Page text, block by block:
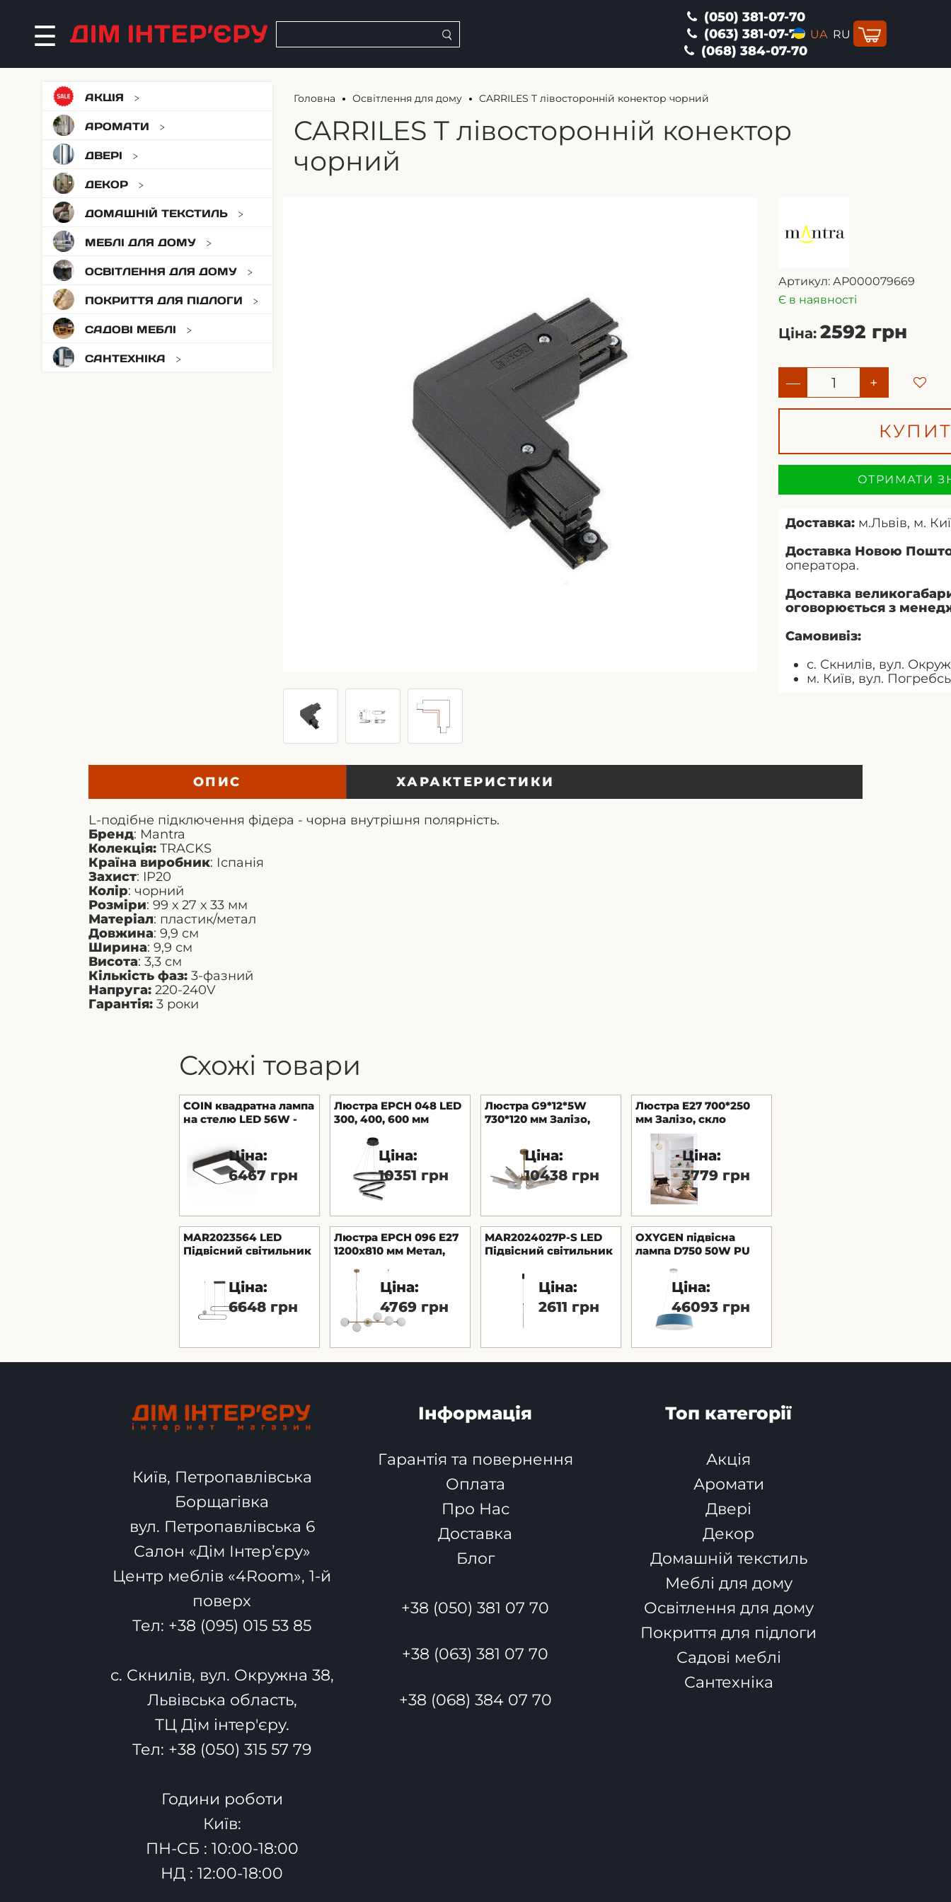
(050) 381-07-70
(063) 381-07-70
(068) 384-07-70
UA RU
АКЦІЯ
АРОМАТИ
ДВЕРІ
ДЕКОР
ДОМАШНІЙ ТЕКСТИЛЬ
МЕБЛІ ДЛЯ ДОМУ
ОСВІТЛЕННЯ ДЛЯ ДОМУ
ПОКРИТТЯ ДЛЯ ПІДЛОГИ
САДОВІ МЕБЛІ
САНТЕХНІКА
Головна Освітлення для дому CARRILES T лівосторонній конектор чорний
CARRILES T лівосторонній конектор
чорний
Артикул: АР000079669
Є в наявності
Ціна: 2592 грн
— +
ОТРИМАТИ
Доставка: м.Львів, м.
Доставка Новою
оператора.
Доставка
оговорюється з
Самовивіз:
с. Скнилів, вул.
м. Київ, вул.
ОПИС ХАРАКТЕРИСТИКИ
L-подібне підключення фідера - чорна внутрішня полярність.
Бренд: Mantra
Колекція: TRACKS
Країна виробник: Іспанія
Захист: IP20
Колір: чорний
Розміри: 99 х 27 х 33 мм
Матеріал: пластик/метал
Довжина: 9,9 см
Ширина: 9,9 см
Висота: 3,3 см
Кількість фаз: 3-фазний
Напруга: 220-240V
Гарантія: 3 роки
Схожі товари
COIN квадратна лампа
на стелю LED 56W -
CONTROL - чорна
Ціна:
6467 грн
Люстра EPCH 048 LED
300, 400, 600 мм
Чорний Astro
Ціна:
10351 грн
Люстра G9*12*5W
730*120 мм Залізо,
Ціна:
10438 грн
Люстра E27 700*250
мм Залізо, скло
Золотий Astro
Ціна:
3779 грн
MAR2023564 LED
Підвісний світильник
Чорний-Білий
Ціна:
6648 грн
Люстра EPCH 096 E27
1200х810 мм Метал,
Ціна:
4769 грн
MAR2024027P-S LED
Підвісний світильник
Ціна:
2611 грн
OXYGEN підвісна
лампа D750 50W PU
Ціна:
46093 грн
Київ, Петропавлівська
Борщагівка
вул. Петропавлівська 6
Салон «Дім Інтер’єру»
Центр меблів «4Room», 1-й
поверх
Тел: +38 (095) 015 53 85
с. Скнилів, вул. Окружна 38,
Львівська область,
ТЦ Дім інтер'єру.
Тел: +38 (050) 315 57 79
Години роботи
Київ:
ПН-СБ : 10:00-18:00
НД : 12:00-18:00
Інформація
Гарантія та повернення
Оплата
Про Нас
Доставка
Блог
+38 (050) 381 07 70
+38 (063) 381 07 70
+38 (068) 384 07 70
Топ категорії
Акція
Аромати
Двері
Декор
Домашній текстиль
Меблі для дому
Освітлення для дому
Покриття для підлоги
Садові меблі
Сантехніка